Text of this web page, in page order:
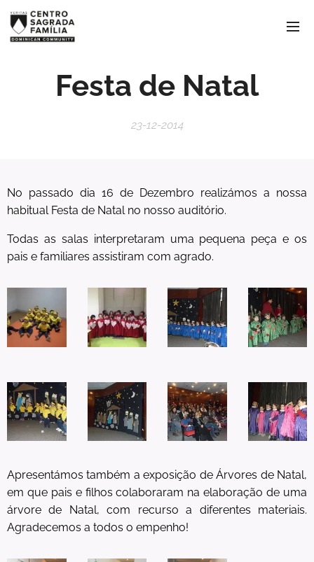
Festa de Natal
23-12-2014
No passado dia 16 de Dezembro realizámos a nossa
habitual Festa de Natal no nosso auditório.
Todas as salas interpretaram uma pequena peça e os
pais e familiares assistiram com agrado.
Apresentámos também a exposição de Árvores de Natal,
em que pais e filhos colaboraram na elaboração de uma
árvore de Natal, com recurso a diferentes materiais.
Agradecemos a todos o empenho!